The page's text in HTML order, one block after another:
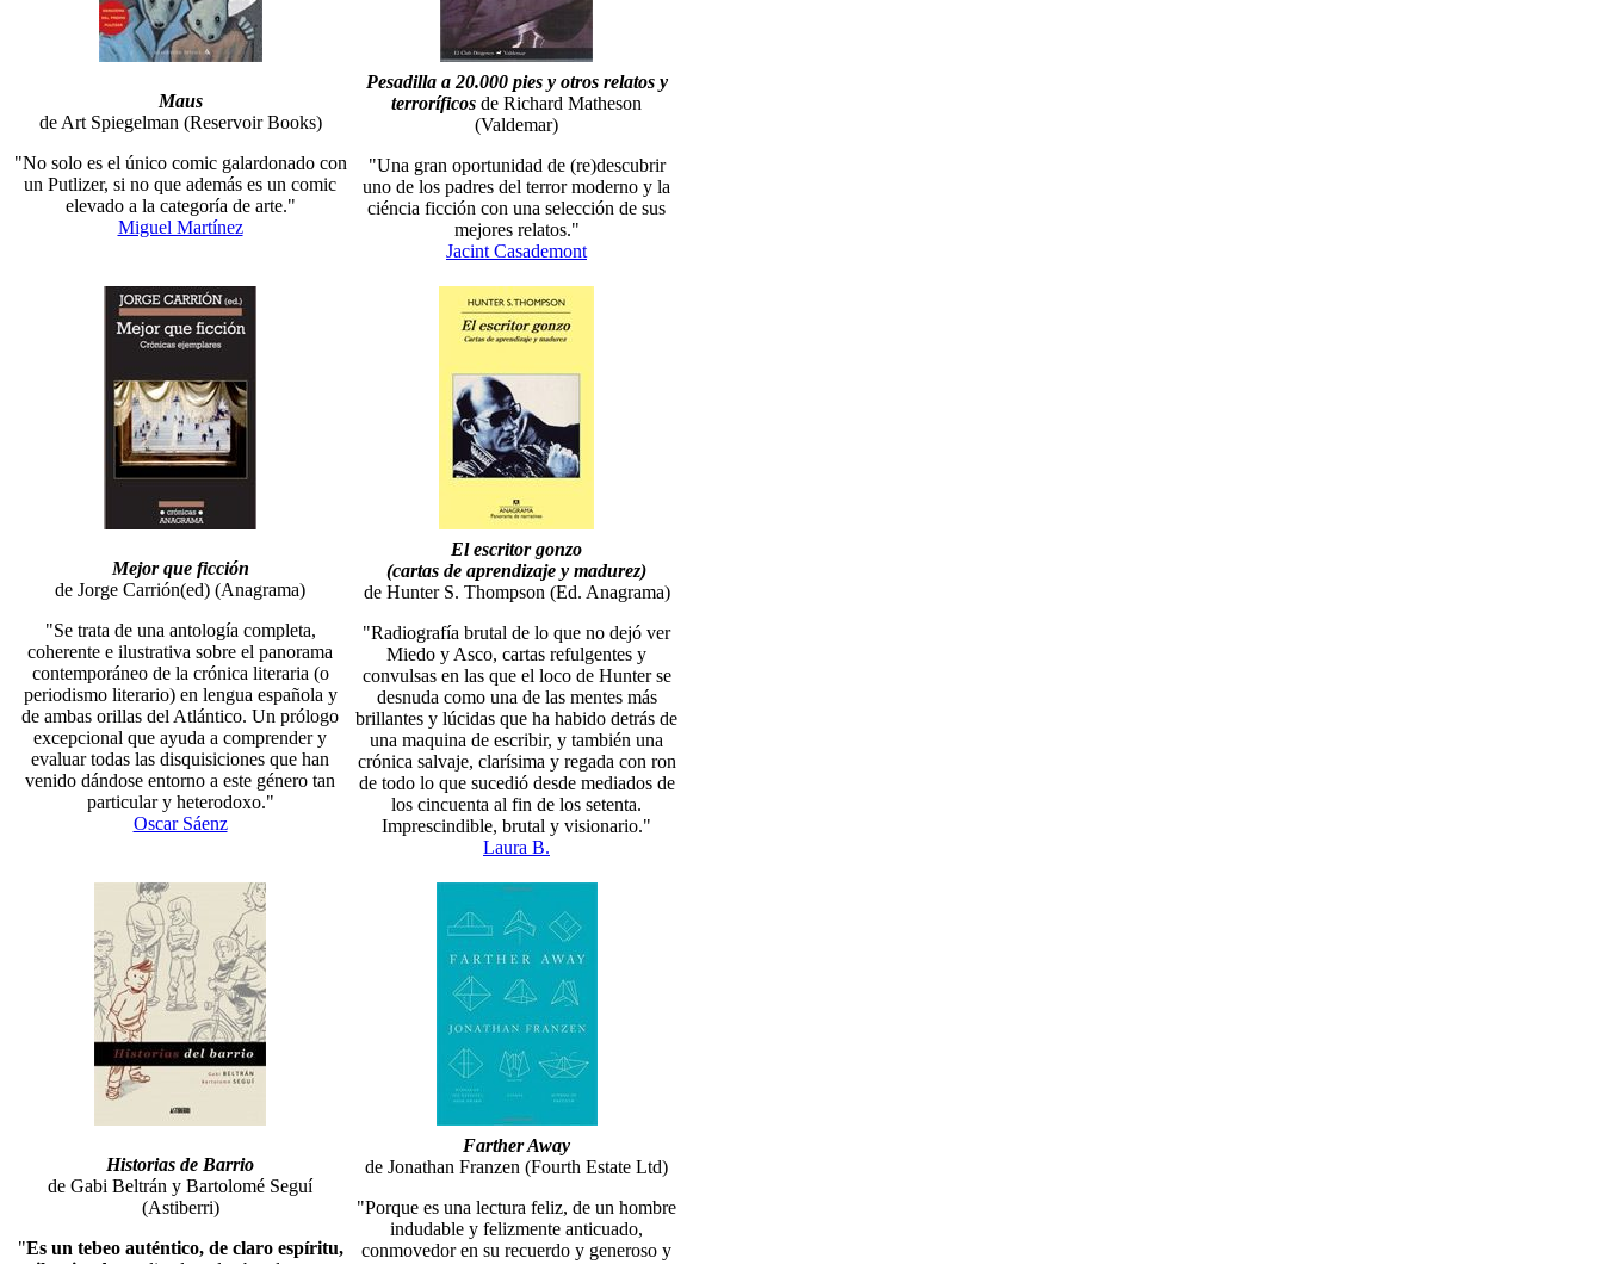
Maus
de Art Spiegelman (Reservoir Books)
"No solo es el único comic galardonado con
un Putlizer, si no que además es un comic
elevado a la categoría de arte."
Miguel Martínez
Pesadilla a 20.000 pies y otros relatos y
terroríficos de Richard Matheson
(Valdemar)
"Una gran oportunidad de (re)descubrir
uno de los padres del terror moderno y la
ciéncia ficción con una selección de sus
mejores relatos."
Jacint Casademont
Mejor que ficción
de Jorge Carrión(ed) (Anagrama)
"Se trata de una antología completa,
coherente e ilustrativa sobre el panorama
contemporáneo de la crónica literaria (o
periodismo literario) en lengua española y
de ambas orillas del Atlántico. Un prólogo
excepcional que ayuda a comprender y
evaluar todas las disquisiciones que han
venido dándose entorno a este género tan
particular y heterodoxo."
Oscar Sáenz
El escritor gonzo
(cartas de aprendizaje y madurez)
de Hunter S. Thompson (Ed. Anagrama)
"Radiografía brutal de lo que no dejó ver
Miedo y Asco, cartas refulgentes y
convulsas en las que el loco de Hunter se
desnuda como una de las mentes más
brillantes y lúcidas que ha habido detrás de
una maquina de escribir, y también una
crónica salvaje, clarísima y regada con ron
de todo lo que sucedió desde mediados de
los cincuenta al fin de los setenta.
Imprescindible, brutal y visionario."
Laura B.
Historias de Barrio
de Gabi Beltrán y Bartolomé Seguí
(Astiberri)
"Es un tebeo auténtico, de claro espíritu,
Farther Away
de Jonathan Franzen (Fourth Estate Ltd)
"Porque es una lectura feliz, de un hombre
indudable y felizmente anticuado,
conmovedor en su recuerdo y generoso y